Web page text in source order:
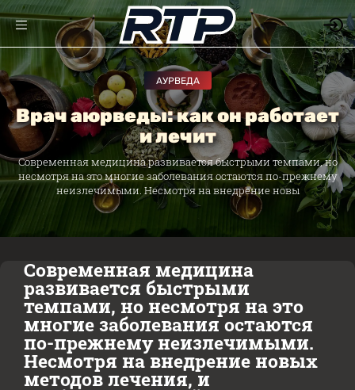
АУРВЕДА
Врач аюрведы: как он работает
и лечит
Современная медицина развивается быстрыми темпами, но
несмотря на это многие заболевания остаются по-прежнему
неизлечимыми. Несмотря на внедрение новы
Современная медицина
развивается быстрыми
темпами, но несмотря на это
многие заболевания остаются
по-прежнему неизлечимыми.
Несмотря на внедрение новых
методов лечения, и